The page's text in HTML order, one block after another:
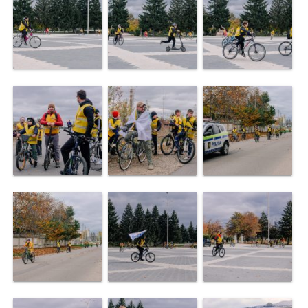
de
specialitate
Activitatea
consiliului
Deciziile
consiliului
Regulamentul
consiliului
Ședințele